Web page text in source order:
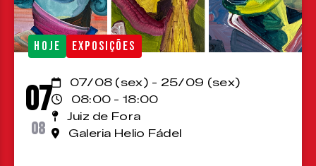
HOJE EXPOSIÇÕES
07
08
07/08 (sex) - 25/09 (sex)
08:00 - 18:00
Juiz de Fora
Galeria Helio Fádel